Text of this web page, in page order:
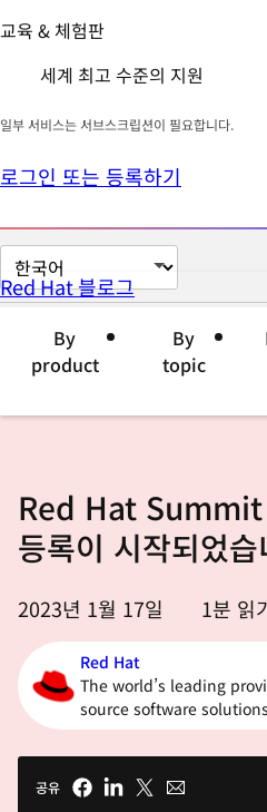
교육 & 체험판
세계 최고 수준의 지원
일부 서비스는 서브스크립션이 필요합니다.
로그인 또는 등록하기
페
이
변
Red Hat 블로그
By
product
By
topic
Red Hat Summit
등록이 시작되었
2023년 1월 17일 1분 읽
Red Hat
The world’s leading
source software solutions
공유